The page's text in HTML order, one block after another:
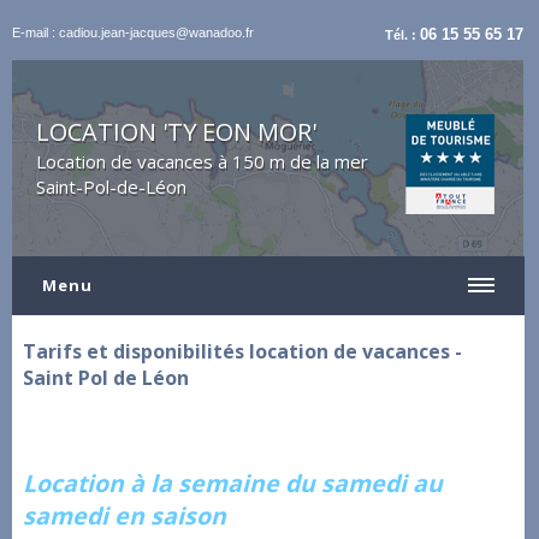
E-mail : cadiou.jean-jacques@wanadoo.fr Tél. :06 15 55 65 17
LOCATION 'TY EON MOR'
Location de vacances à 150 m de la mer
Saint-Pol-de-Léon
Menu
Tarifs et disponibilités location de vacances -
Saint Pol de Léon
Location à la semaine du samedi au
samedi en saison